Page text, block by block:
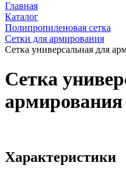
Главная
Каталог
Полипропиленовая сетка
Сетки для армирования
Сетка универсальная для
Сетка
Характеристики